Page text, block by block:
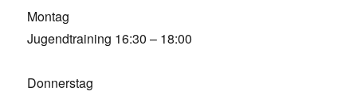
Montag
Jugendtraining 16:30 – 18:00
Donnerstag